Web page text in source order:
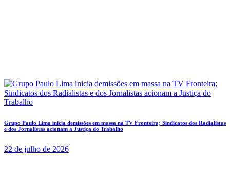
Grupo Paulo Lima inicia demissões em massa na TV Fronteira; Sindicatos dos Radialistas
e dos Jornalistas acionam a Justiça do Trabalho
22 de julho de 2026